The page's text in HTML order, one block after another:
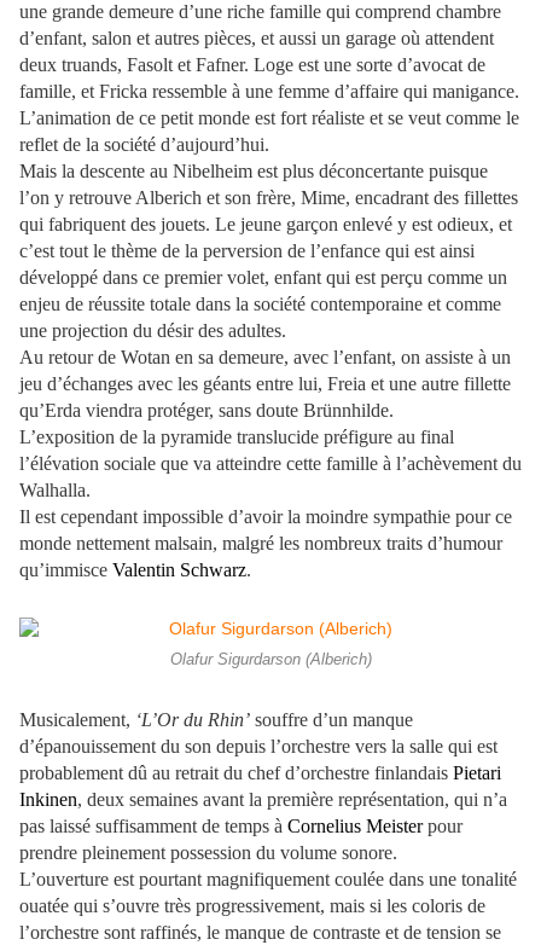
une grande demeure d’une riche famille qui comprend chambre
d’enfant, salon et autres pièces, et aussi un garage où attendent
deux truands, Fasolt et Fafner. Loge est une sorte d’avocat de
famille, et Fricka ressemble à une femme d’affaire qui manigance.
L’animation de ce petit monde est fort réaliste et se veut comme le
reflet de la société d’aujourd’hui.
Mais la descente au Nibelheim est plus déconcertante puisque
l’on y retrouve Alberich et son frère, Mime, encadrant des fillettes
qui fabriquent des jouets. Le jeune garçon enlevé y est odieux, et
c’est tout le thème de la perversion de l’enfance qui est ainsi
développé dans ce premier volet, enfant qui est perçu comme un
enjeu de réussite totale dans la société contemporaine et comme
une projection du désir des adultes.
Au retour de Wotan en sa demeure, avec l’enfant, on assiste à un
jeu d’échanges avec les géants entre lui, Freia et une autre fillette
qu’Erda viendra protéger, sans doute Brünnhilde.
L’exposition de la pyramide translucide préfigure au final
l’élévation sociale que va atteindre cette famille à l’achèvement du
Walhalla.
Il est cependant impossible d’avoir la moindre sympathie pour ce
monde nettement malsain, malgré les nombreux traits d’humour
qu’immisce Valentin Schwarz.
Olafur Sigurdarson (Alberich)
Musicalement, ‘L’Or du Rhin’ souffre d’un manque
d’épanouissement du son depuis l’orchestre vers la salle qui est
probablement dû au retrait du chef d’orchestre finlandais Pietari
Inkinen, deux semaines avant la première représentation, qui n’a
pas laissé suffisamment de temps à Cornelius Meisterpour
prendre pleinement possession du volume sonore.
L’ouverture est pourtant magnifiquement coulée dans une tonalité
ouatée qui s’ouvre très progressivement, mais si les coloris de
l’orchestre sont raffinés, le manque de contraste et de tension se